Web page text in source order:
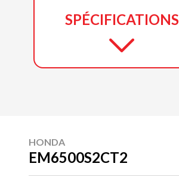
SPÉCIFICATIONS
HONDA
EM6500S2CT2